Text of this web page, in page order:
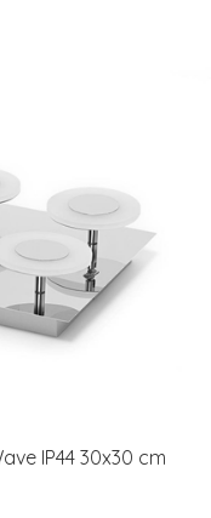
IP44 30x30 cm